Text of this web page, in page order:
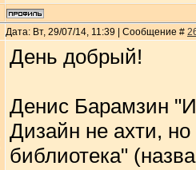
Дата: Вт, 29/07/14, 11:39 | Сообщение #
День добрый!
Денис Барамзин
Дизайн не ахти,
библиотека"